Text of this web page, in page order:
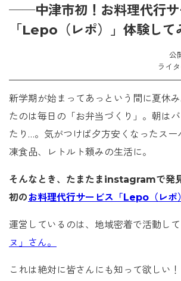
──中津市初！お料理代行サ
「Lepo（レポ）」体験して
公
ライ
新学期が始まってあっという間に夏休
たのは毎日の「お弁当づくり」。朝は
たり…。気がつけば夕方安くなったスー
凍食品、レトルト頼みの生活に。
そんなとき、たまたまinstagramで発
初のお料理代行サービス「Lepo（レポ
運営しているのは、地域密着で活動して
ヌ」さん。
これは絶対に皆さんにも知って欲しい